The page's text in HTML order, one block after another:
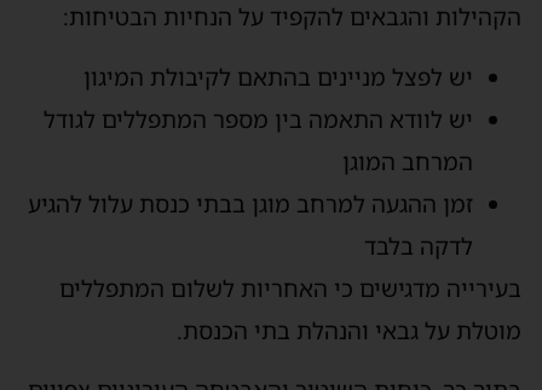
הקהילות והגבאים להקפיד על הנחיות הבטיחות:
יש לפצל מניינים בהתאם לקיבולת המיגון
יש לוודא התאמה בין מספר המתפללים לגודל
המרחב המוגן
זמן ההגעה למרחב מוגן בבתי כנסת עלול להגיע
לדקה בלבד
בעירייה מדגישים כי האחריות לשלום המתפללים
מוטלת על גבאי והנהלת בתי הכנסת.